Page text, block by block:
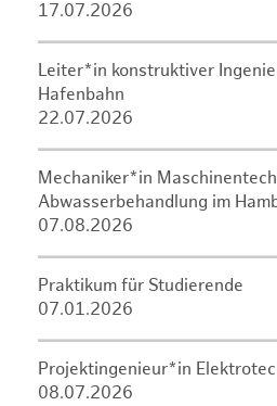
17.07.2026
Leiter*in konstruktiver
Hafenbahn
22.07.2026
Mechaniker*in
Abwasserbehandlung im
07.08.2026
Praktikum für Studierende
07.01.2026
Projektingenieur*in
08.07.2026